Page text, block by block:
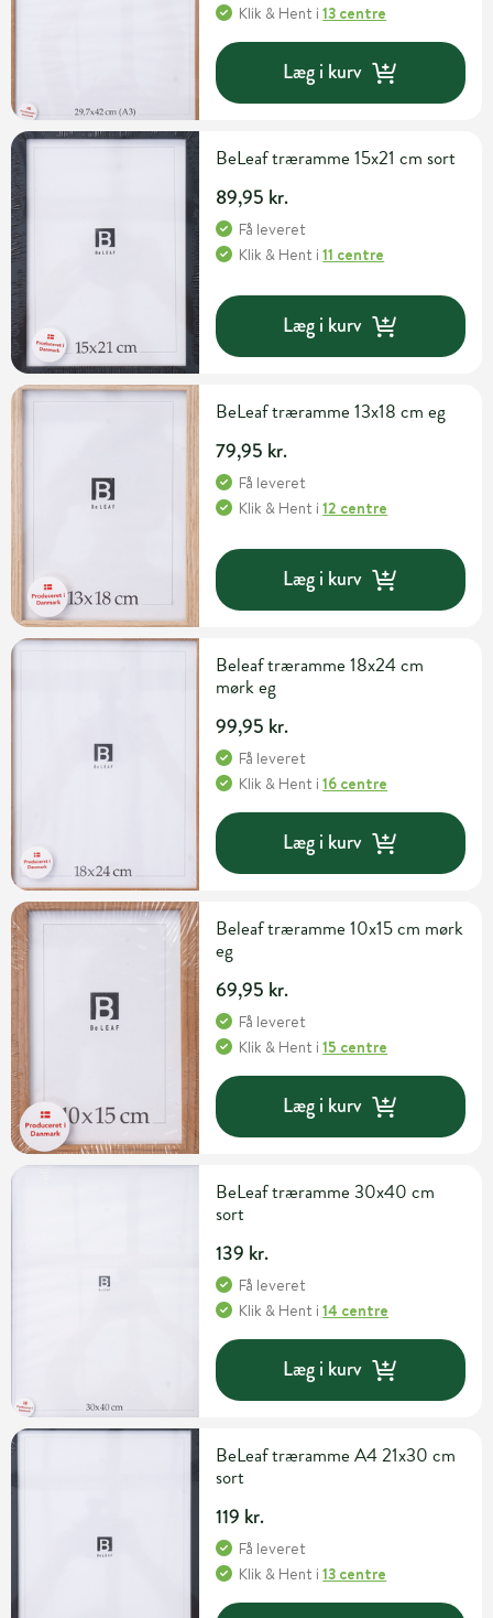
Klik & Hent i13 centre
Læg i kurv
BeLeaf træramme 15x21 cm sort
89,95 kr.
Få leveret
Klik & Hent i11 centre
Læg i kurv
BeLeaf træramme 13x18 cm eg
79,95 kr.
Få leveret
Klik & Hent i12 centre
Læg i kurv
Beleaf træramme 18x24 cm
mørk eg
99,95 kr.
Få leveret
Klik & Hent i16 centre
Læg i kurv
Beleaf træramme 10x15 cm mørk
eg
69,95 kr.
Få leveret
Klik & Hent i15 centre
Læg i kurv
BeLeaf træramme 30x40 cm
sort
139 kr.
Få leveret
Klik & Hent i14 centre
Læg i kurv
BeLeaf træramme A4 21x30 cm
sort
119 kr.
Få leveret
Klik & Hent i13 centre